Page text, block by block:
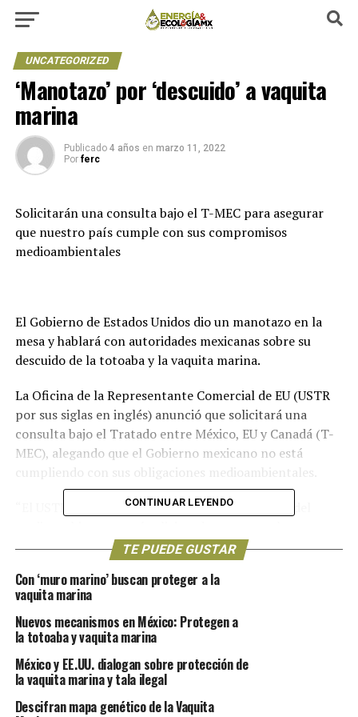
UNCATEGORIZED
‘Manotazo’ por ‘descuido’ a vaquita
marina
Publicado 4 años en marzo 11, 2022
Por ferc
Solicitarán una consulta bajo el T-MEC para asegurar
que nuestro país cumple con sus compromisos
medioambientales
El Gobierno de Estados Unidos dio un manotazo en la
mesa y hablará con autoridades mexicanas sobre su
descuido de la totoaba y la vaquita marina.
La Oficina de la Representante Comercial de EU (USTR
por sus siglas en inglés) anunció que solicitará una
consulta bajo el Tratado entre México, EU y Canadá (T-
MEC), alegando que el Gobierno mexicano no está
cumpliendo con sus obligaciones medioambientales.
“El USTR está comprometido con la protección del
asegurar que México cumpla con sus compromisos
medioambientales en el T-MEC”, declaró la
representante comercial de EU, Katherine Tai, en un
comunicado.
La vaquita marina -oriunda del Golfo de California- es el
mamífero acuático en mayor peligro de extinción. La
Unión Internacional para la Conservación de la
CONTINUAR LEYENDO
TE PUEDE GUSTAR
Con ‘muro marino’ buscan proteger a la
vaquita marina
Nuevos mecanismos en México: Protegen a
la totoaba y vaquita marina
México y EE.UU. dialogan sobre protección de
la vaquita marina y tala ilegal
Descifran mapa genético de la Vaquita